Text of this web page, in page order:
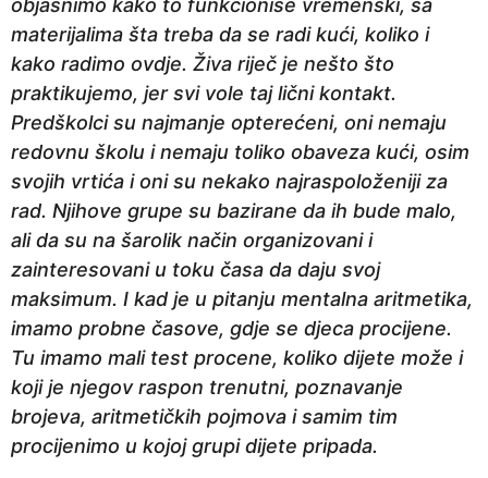
objasnimo kako to funkcioniše vremenski, sa
materijalima šta treba da se radi kući, koliko i
kako radimo ovdje. Živa riječ je nešto što
praktikujemo, jer svi vole taj lični kontakt.
Predškolci su najmanje opterećeni, oni nemaju
redovnu školu i nemaju toliko obaveza kući, osim
svojih vrtića i oni su nekako najraspoloženiji za
rad. Njihove grupe su bazirane da ih bude malo,
ali da su na šarolik način organizovani i
zainteresovani u toku časa da daju svoj
maksimum. I kad je u pitanju mentalna aritmetika,
imamo probne časove, gdje se djeca procijene.
Tu imamo mali test procene, koliko dijete može i
koji je njegov raspon trenutni, poznavanje
brojeva, aritmetičkih pojmova i samim tim
procijenimo u kojoj grupi dijete pripada.